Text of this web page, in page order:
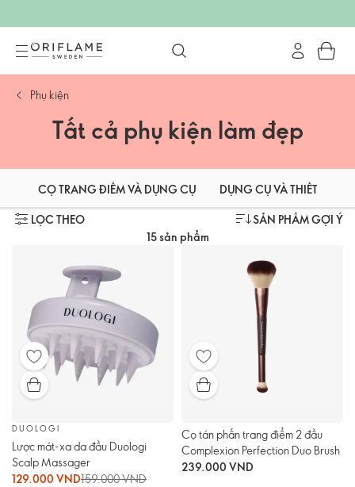
Phụ kiện
Tất cả phụ kiện làm đẹp
CỌ TRANG ĐIỂM VÀ DỤNG CỤ
DỤNG CỤ VÀ THIẾT BỊ
LỌC THEO
SẢN PHẨM GỢI Ý
15 sản phẩm
DUOLOGI
Lược mát-xa da đầu Duologi
Scalp Massager
129.000 VND159.000 VND
Cọ tán phấn trang điểm 2 đầu
Complexion Perfection Duo Brush
239.000 VND